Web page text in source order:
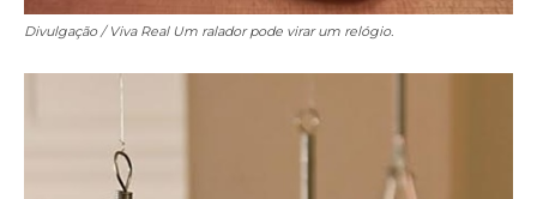
Divulgação / Viva RealUm ralador pode virar um relógio.